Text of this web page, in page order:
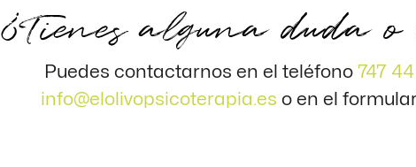
¿Tienes alguna duda
Puedes contactarnos en el teléfono 747
info@elolivopsicoterapia.es o en el